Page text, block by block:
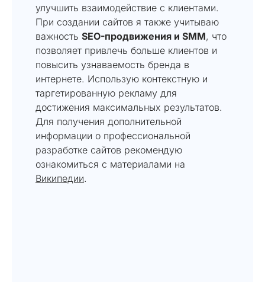
улучшить взаимодействие с клиентами.
При создании сайтов я также учитываю
важность SEO-продвижения и SMM, что
позволяет привлечь больше клиентов и
повысить узнаваемость бренда в
интернете. Использую контекстную и
таргетированную рекламу для
достижения максимальных результатов.
Для получения дополнительной
информации о профессиональной
разработке сайтов рекомендую
ознакомиться с материалами на
Википедии.